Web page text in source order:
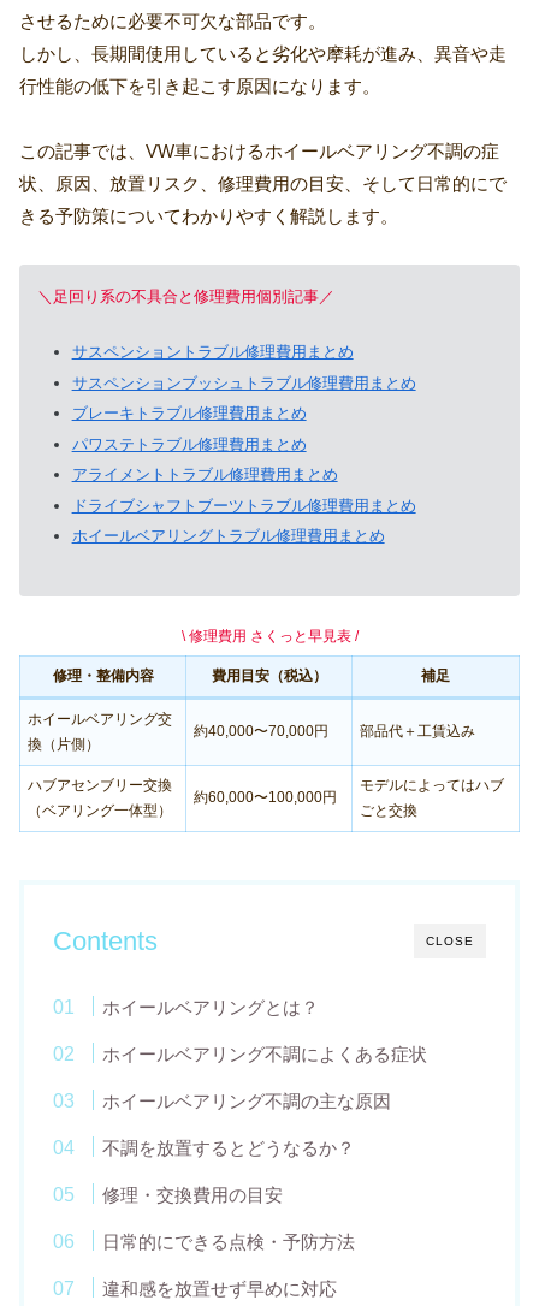
させるために必要不可欠な部品です。
しかし、長期間使用していると劣化や摩耗が進み、異音や走
行性能の低下を引き起こす原因になります。
この記事では、VW車におけるホイールベアリング不調の症
状、原因、放置リスク、修理費用の目安、そして日常的にで
きる予防策についてわかりやすく解説します。
＼足回り系の不具合と修理費用個別記事／
サスペンショントラブル修理費用まとめ
サスペンションブッシュトラブル修理費用まとめ
ブレーキトラブル修理費用まとめ
パワステトラブル修理費用まとめ
アライメントトラブル修理費用まとめ
ドライブシャフトブーツトラブル修理費用まとめ
ホイールベアリングトラブル修理費用まとめ
\ 修理費用 さくっと早見表 /
修理・整備内容 費用目安（税込） 補足
ホイールベアリング交
換（片側）
約40,000〜70,000円 部品代＋工賃込み
ハブアセンブリー交換
（ベアリング一体型）
約60,000〜100,000円
モデルによってはハブ
ごと交換
CLOSE
Contents
ホイールベアリングとは？
ホイールベアリング不調によくある症状
ホイールベアリング不調の主な原因
不調を放置するとどうなるか？
修理・交換費用の目安
日常的にできる点検・予防方法
違和感を放置せず早めに対応